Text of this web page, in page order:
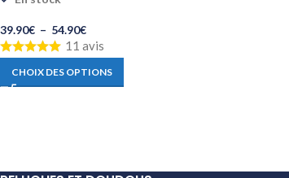
39.90€ – 54.90€
11 avis
CHOIX DES OPTIONS